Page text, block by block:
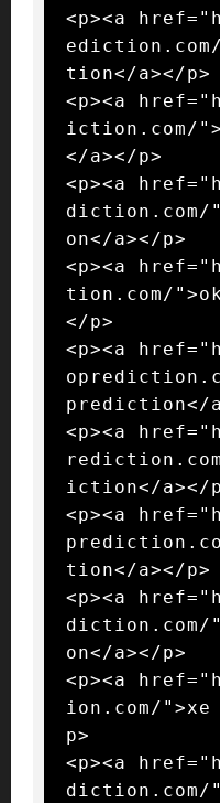
<p><a
tion</a></p>
<p><a
iction.com/
</a></p>
<p><a
on</a></p>
<p><a
tion.com/
</p>
<p><a
prediction</
<p><a
iction</a></
<p><a
tion</a></p>
<p><a
diction.com/
on</a></p>
<p><a
ion.com/
p>
<p><a
diction.com/